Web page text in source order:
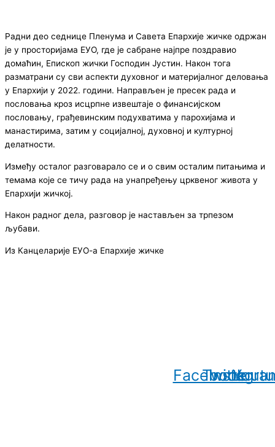
Радни део седнице Пленума и Савета Епархије жичке одржан
је у просторијама ЕУО, где је сабране најпре поздравио
домаћин, Епископ жички Господин Јустин. Након тога
разматрани су сви аспекти духовног и материјалног деловања
у Епархији у 2022. години. Направљен је пресек рада и
пословања кроз исцрпне извештаје о финансијском
пословању, грађевинским подухватима у парохијама и
манастирима, затим у социјалној, духовној и културној
делатности.
Између осталог разговарало се и о свим осталим питањима и
темама које се тичу рада на унапређењу црквеног живота у
Епархији жичкој.
Након радног дела, разговор је настављен за трпезом
љубави.
Из Канцеларије ЕУО-а Епархије жичке
Facebook
Twitter